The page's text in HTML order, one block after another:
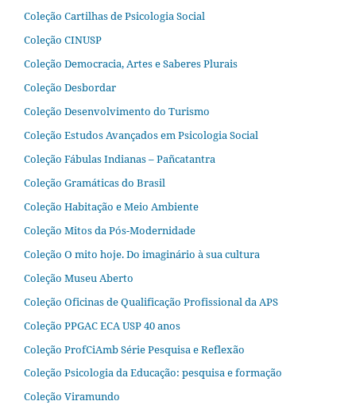
Coleção Cartilhas de Psicologia Social
Coleção CINUSP
Coleção Democracia, Artes e Saberes Plurais
Coleção Desbordar
Coleção Desenvolvimento do Turismo
Coleção Estudos Avançados em Psicologia Social
Coleção Fábulas Indianas – Pañcatantra
Coleção Gramáticas do Brasil
Coleção Habitação e Meio Ambiente
Coleção Mitos da Pós-Modernidade
Coleção O mito hoje. Do imaginário à sua cultura
Coleção Museu Aberto
Coleção Oficinas de Qualificação Profissional da APS
Coleção PPGAC ECA USP 40 anos
Coleção ProfCiAmb Série Pesquisa e Reflexão
Coleção Psicologia da Educação: pesquisa e formação
Coleção Viramundo